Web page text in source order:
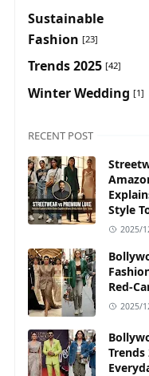
Sustainable
Fashion [23]
Trends 2025 [42]
Winter Wedding [1]
RECENT POST
Style
2025/
Red-
2025/
Trends